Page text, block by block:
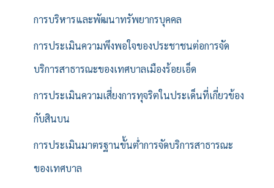
การบริหารและพัฒนาทรัพยากรบุคคล
การประเมินความพึงพอใจของประชาชนต่อการจัด
บริการสาธารณะของเทศบาลเมืองร้อยเอ็ด
การประเมินความเสี่ยงการทุจริตในประเด็นที่เกี่ยวข้อง
กับสินบน
การประเมินมาตรฐานขั้นต่ำการจัดบริการสาธารณะ
ของเทศบาล